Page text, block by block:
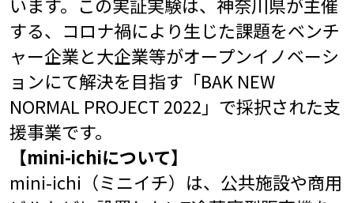
する、コロナ禍により生じた課題をベンチ
ャー企業と大企業等がオープンイノベーシ
ョンにて解決を目指す「BAK NEW
NORMAL PROJECT 2022」で採択された支
援事業です。
【mini-ichiについて】
mini-ichi（ミニイチ）は、公共施設や商用